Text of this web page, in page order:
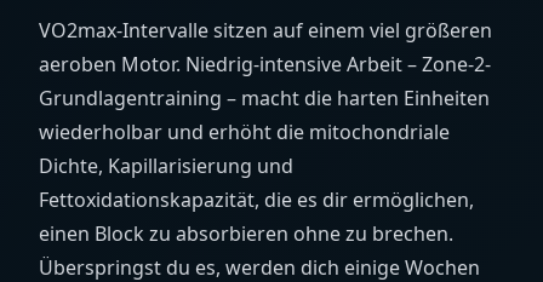
VO2max-Intervalle sitzen auf einem viel größeren
aeroben Motor. Niedrig-intensive Arbeit – Zone-2-
Grundlagentraining – macht die harten Einheiten
wiederholbar und erhöht die mitochondriale
Dichte, Kapillarisierung und
Fettoxidationskapazität, die es dir ermöglichen,
einen Block zu absorbieren ohne zu brechen.
Überspringst du es, werden dich einige Wochen